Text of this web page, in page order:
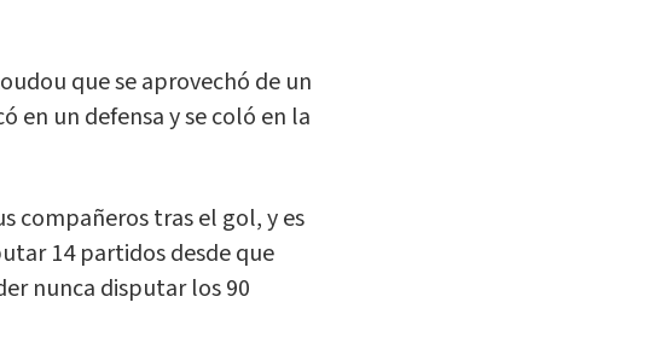
que se aprovechó de un
en un defensa y se coló en la
compañeros tras el gol, y es
14 partidos desde que
nunca disputar los 90